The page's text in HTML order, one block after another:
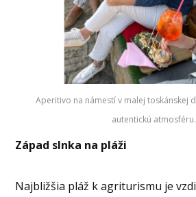
Aperitivo na námestí v malej toskánskej
autentickú atmosféru.
Západ slnka na pláži
Najbližšia pláž k agriturismu je